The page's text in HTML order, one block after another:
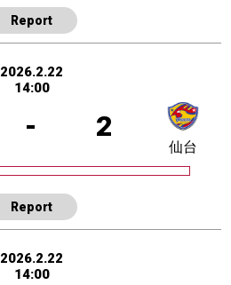
Report
2026.2.22
14:00
- 2
仙台
Report
2026.2.22
14:00